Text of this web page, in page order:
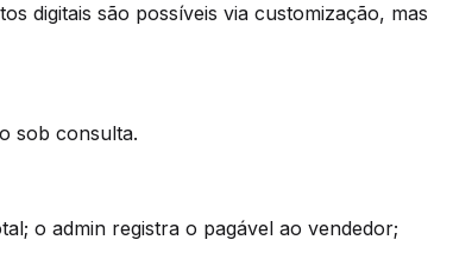
digitais são possíveis via customização, mas
sob consulta.
o admin registra o pagável ao vendedor;